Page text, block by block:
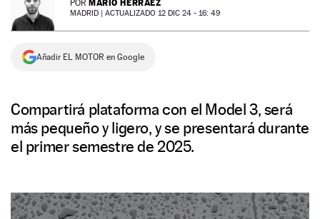
NEWSLETTER
SÍGUENOS
POR MARIO HERRÁEZ
MADRID | ACTUALIZADO 12 DIC 24 - 16: 49
Añadir EL MOTOR en Google
Compartirá plataforma con el Model 3, será
más pequeño y ligero, y se presentará durante
el primer semestre de 2025.